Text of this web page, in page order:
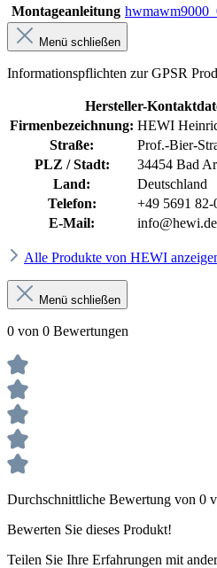
Montageanleitung
Menü schließen
Informationspflichten zur GPSR
Hersteller-
Firmenbezeichnung: HEWI
Straße:
Prof.-Bier-
PLZ / Stadt:
34454 Bad
Land:
Deutschland
Telefon:
+49 5691 82-
E-Mail:
info@hewi.de
Alle Produkte von HEWI
Menü schließen
0 von 0 Bewertungen
Durchschnittliche Bewertung von 0
Bewerten Sie dieses Produkt!
Teilen Sie Ihre Erfahrungen mit